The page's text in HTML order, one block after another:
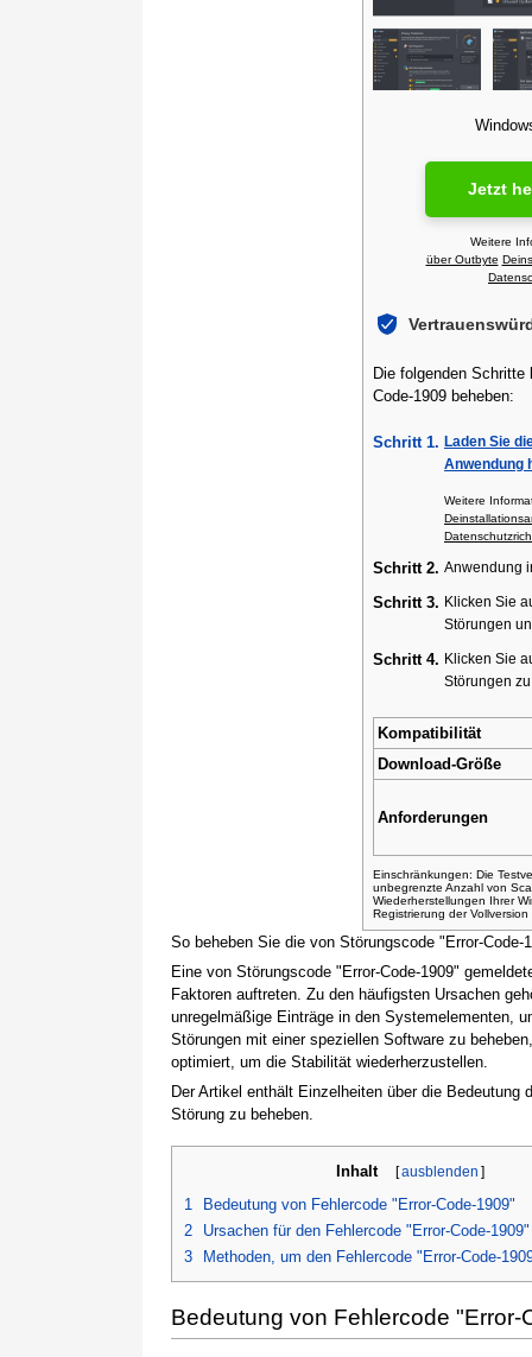
So beheben Sie die von Störungscode "Error-Code-
Eine von Störungscode "Error-Code-1909"
Faktoren auftreten. Zu den häufigsten Ursachen
unregelmäßige Einträge in den Systemelementen,
Störungen mit einer speziellen Software zu
optimiert, um die Stabilität wiederherzustellen.
Der Artikel enthält Einzelheiten über die
Störung zu beheben.
Inhalt [ausblenden ]
1
Bedeutung von Fehlercode "Error-Code-1909"
2
Ursachen für den Fehlercode "Error-Code-1909"
3
Methoden, um den Fehlercode "Error-Code-
Bedeutung von Fehlercode "Error-
Jetzt
Weitere
über Outbyte
Die folgenden Schritte
Code-1909 beheben:
Schritt 1. Laden Sie
Anwendung
Weitere
Schritt 2. Anwendung
Schritt 3. Klicken Sie
Störungen
Schritt 4. Klicken Sie
Störungen
Kompatibilität
Download-Größe
Anforderungen
Einschränkungen: Die
unbegrenzte Anzahl von
Wiederherstellungen Ihrer
Registrierung der